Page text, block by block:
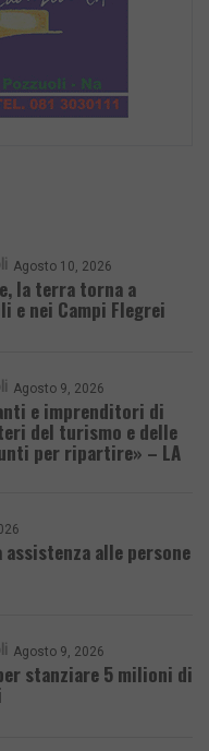
Agosto 10, 2026
la terra torna a
e nei Campi Flegrei
Agosto 9, 2026
e imprenditori di
del turismo e delle
per ripartire» – LA
alle persone
Agosto 9, 2026
stanziare 5 milioni di